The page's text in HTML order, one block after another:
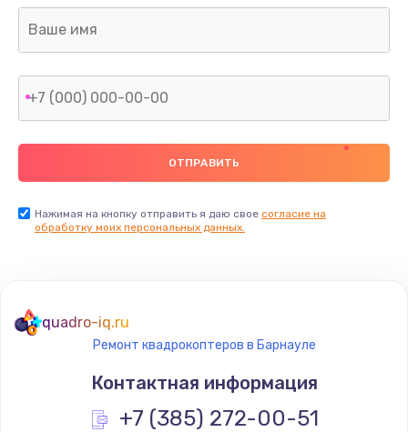
Нажимая на кнопку отправить я даю свое согласие на
обработку моих персональных данных.
quadro-iq.ru
Ремонт квадрокоптеров в Барнауле
Контактная информация
+7 (385) 272-00-51